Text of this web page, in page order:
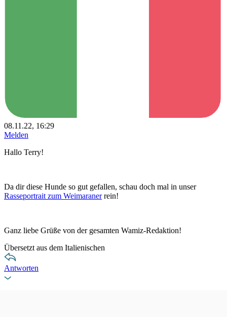
08.11.22, 16:29
Melden
Hallo Terry!
Da dir diese Hunde so gut gefallen, schau doch mal in unser
Rasseportrait zum Weimaranerrein!
Ganz liebe Grüße von der gesamten Wamiz-Redaktion!
Übersetzt aus dem Italienischen
Antworten